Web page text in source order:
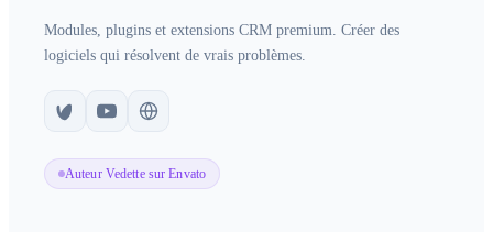
Modules, plugins et extensions CRM premium. Créer des
logiciels qui résolvent de vrais problèmes.
Auteur Vedette sur Envato